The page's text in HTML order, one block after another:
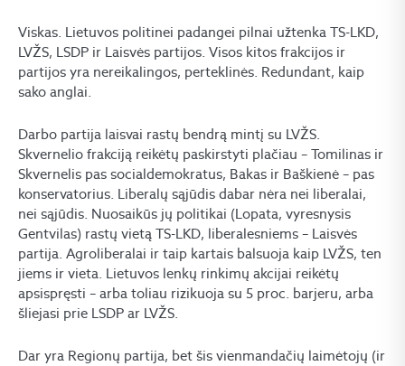
Viskas. Lietuvos politinei padangei pilnai užtenka TS-LKD,
LVŽS, LSDP ir Laisvės partijos. Visos kitos frakcijos ir
partijos yra nereikalingos, perteklinės. Redundant, kaip
sako anglai.
Darbo partija laisvai rastų bendrą mintį su LVŽS.
Skvernelio frakciją reikėtų paskirstyti plačiau – Tomilinas ir
Skvernelis pas socialdemokratus, Bakas ir Baškienė – pas
konservatorius. Liberalų sąjūdis dabar nėra nei liberalai,
nei sąjūdis. Nuosaikūs jų politikai (Lopata, vyresnysis
Gentvilas) rastų vietą TS-LKD, liberalesniems – Laisvės
partija. Agroliberalai ir taip kartais balsuoja kaip LVŽS, ten
jiems ir vieta. Lietuvos lenkų rinkimų akcijai reikėtų
apsispręsti – arba toliau rizikuoja su 5 proc. barjeru, arba
šliejasi prie LSDP ar LVŽS.
Dar yra Regionų partija, bet šis vienmandačių laimėtojų (ir